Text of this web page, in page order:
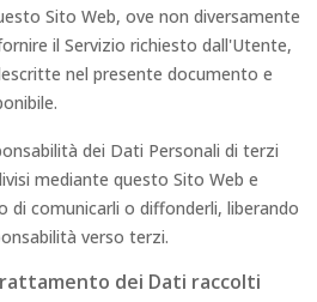
Sito Web, ove non diversamente
il Servizio richiesto dall'Utente,
nel presente documento e
dei Dati Personali di terzi
mediante questo Sito Web e
di comunicarli o diffonderli, liberando
verso terzi.
dei Dati raccolti